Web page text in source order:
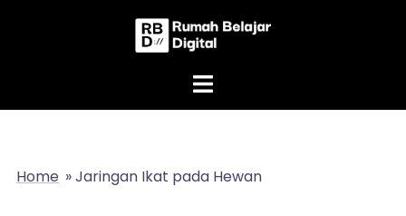
Home »Jaringan Ikat pada Hewan